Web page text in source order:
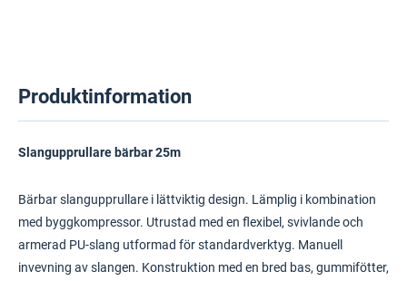
Produktinformation
Slangupprullare bärbar 25m
Bärbar slangupprullare i lättviktig design. Lämplig i kombination
med byggkompressor. Utrustad med en flexibel, svivlande och
armerad PU-slang utformad för standardverktyg. Manuell
invevning av slangen. Konstruktion med en bred bas, gummifötter,